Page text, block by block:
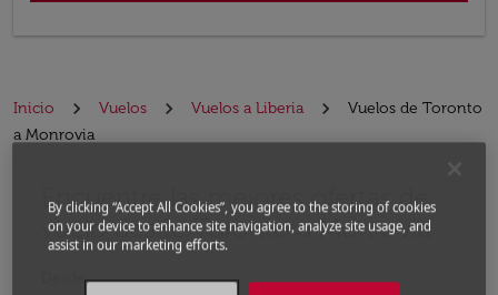
Inicio Vuelos Vuelos a Liberia
Vuelos de Toronto
a Monrovia
Encuentre las mejores ofertas de
vuelo desde Toronto a Monrovia
Desde
By clicking “Accept All Cookies”, you agree to the storing of cookies
on your device to enhance site navigation, analyze site usage, and
assist in our marketing efforts.